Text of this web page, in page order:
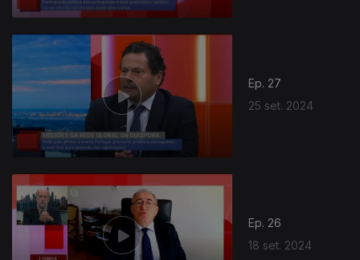
Ep. 27
25 set. 2024
Ep. 26
18 set. 2024